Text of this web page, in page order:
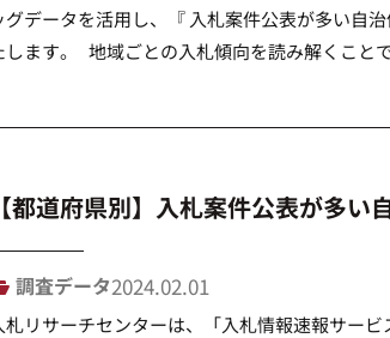
グデータを活用し、『 入札案件公表が多い自
します。 地域ごとの入札傾向を読み解くこと
【都道府県別】入札案件公表が多
調査データ2024.02.01
札リサーチセンターは、「入札情報速報サー